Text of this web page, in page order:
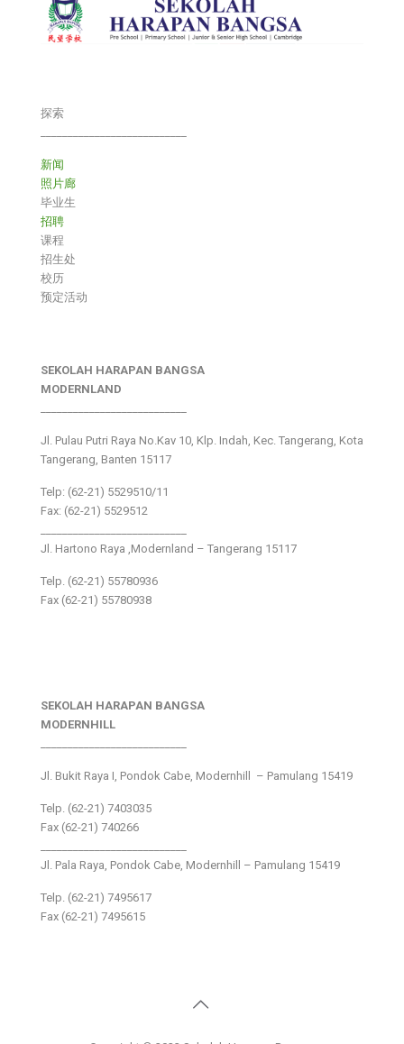
探索
新闻
照片廊
毕业生
招聘
课程
招生处
校历
预定活动
SEKOLAH HARAPAN BANGSA
MODERNLAND
Jl. Pulau Putri Raya No.Kav 10, Klp. Indah, Kec. Tangerang, Kota
Tangerang, Banten 15117
Telp: (62-21) 5529510/11
Fax: (62-21) 5529512
Jl. Hartono Raya ,Modernland – Tangerang 15117
Telp. (62-21) 55780936
Fax (62-21) 55780938
SEKOLAH HARAPAN BANGSA
MODERNHILL
Jl. Bukit Raya I, Pondok Cabe, Modernhill – Pamulang 15419
Telp. (62-21) 7403035
Fax (62-21) 740266
Jl. Pala Raya, Pondok Cabe, Modernhill – Pamulang 15419
Telp. (62-21) 7495617
Fax (62-21) 7495615